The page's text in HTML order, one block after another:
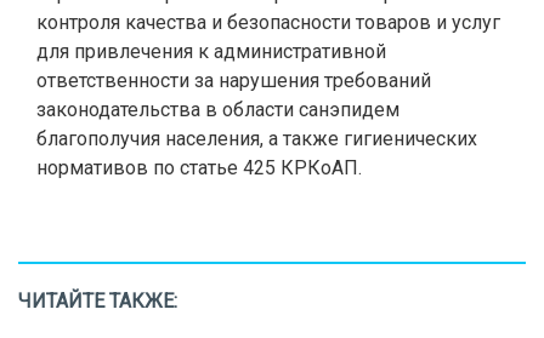
контроля качества и безопасности товаров и услуг
для привлечения к административной
ответственности за нарушения требований
законодательства в области санэпидем
благополучия населения, а также гигиенических
нормативов по статье 425 КРКоАП.
ЧИТАЙТЕ ТАКЖЕ: